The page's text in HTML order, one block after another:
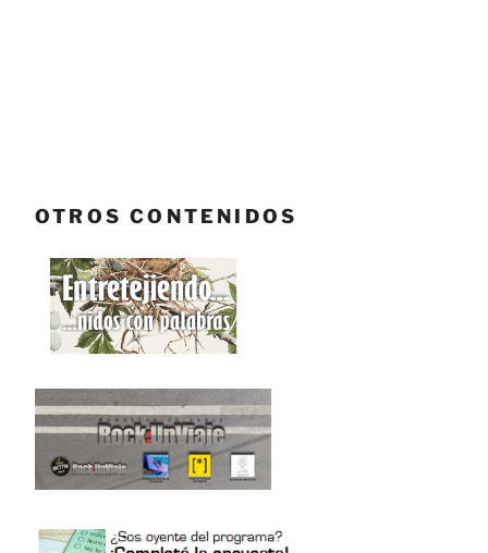
OTROS CONTENIDOS